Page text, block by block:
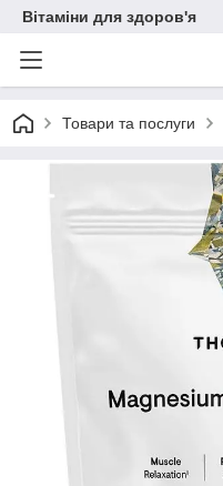
Вітаміни для здоров'я
Товари та послуги